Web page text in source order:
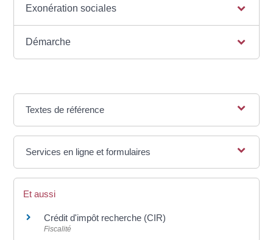
Exonération sociales
Démarche
Textes de référence
Services en ligne et formulaires
Et aussi
Crédit d'impôt recherche (CIR)
Fiscalité